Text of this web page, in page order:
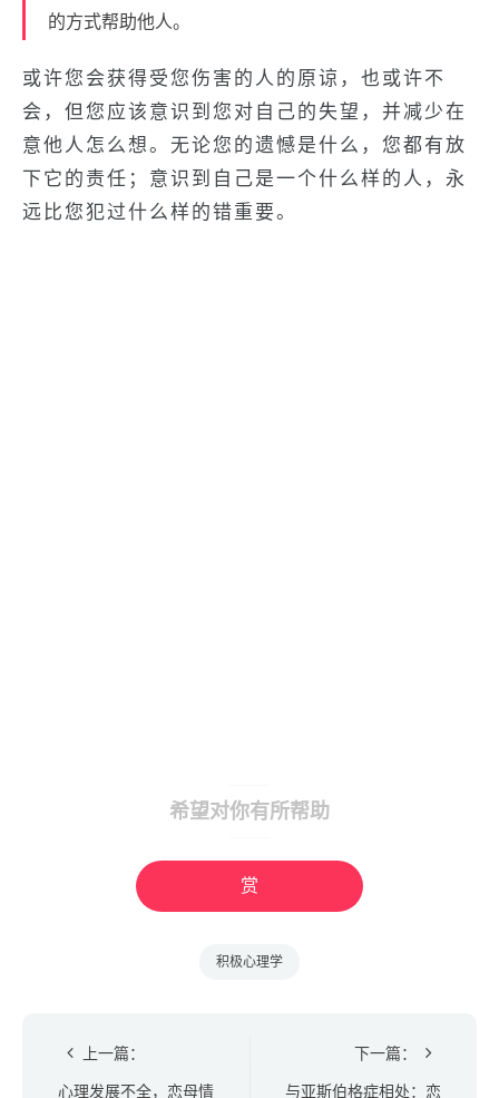
的方式帮助他人。
或许您会获得受您伤害的人的原谅，也或许不
会，但您应该意识到您对自己的失望，并减少在
意他人怎么想。无论您的遗憾是什么，您都有放
下它的责任；意识到自己是一个什么样的人，永
远比您犯过什么样的错重要。
希望对你有所帮助
赏
积极心理学
上一篇：
心理发展不全，恋母情
下一篇：
与亚斯伯格症相处：恋